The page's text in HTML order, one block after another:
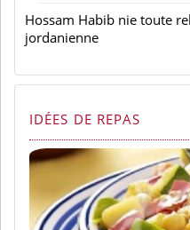
Hossam Habib nie toute
jordanienne
IDÉES DE REPAS